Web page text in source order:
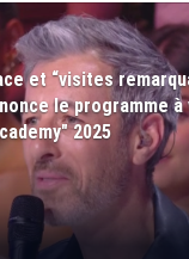
et “visites
le programme
2025